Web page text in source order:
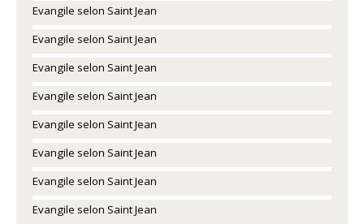
Evangile selon Saint Jean
Evangile selon Saint Jean
Evangile selon Saint Jean
Evangile selon Saint Jean
Evangile selon Saint Jean
Evangile selon Saint Jean
Evangile selon Saint Jean
Evangile selon Saint Jean